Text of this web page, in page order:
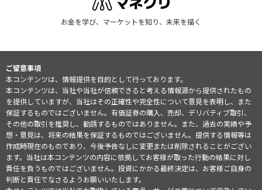
お金を学び、マーケットを知り、未来を描く
ご留意事項
本コンテンツは、情報提供を目的として行っております。
本コンテンツは、当社や当社が信頼できると考える情報源から提供されたもの
を提供していますが、当社はその正確性や完全性について意見を表明し、また
保証するものではございません。有価証券の購入、売却、デリバティブ取引、
その他の取引を推奨し、勧誘するものではありません。また、過去の実績や予
想・意見は、将来の結果を保証するものではございません。提供する情報等は
作成時現在のものであり、今後予告なしに変更または削除されることがござい
ます。当社は本コンテンツの内容に依拠してお客様が取った行動の結果に対し
責任を負うものではございません。投資にかかる最終決定は、お客様ご自身の
判断と責任でなさるようお願いいたします。